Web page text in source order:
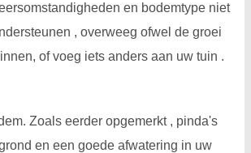
en bodemtype niet
, overweeg ofwel de groei
of voeg iets anders aan uw tuin .
Zoals eerder opgemerkt , pinda's
en een goede afwatering in uw